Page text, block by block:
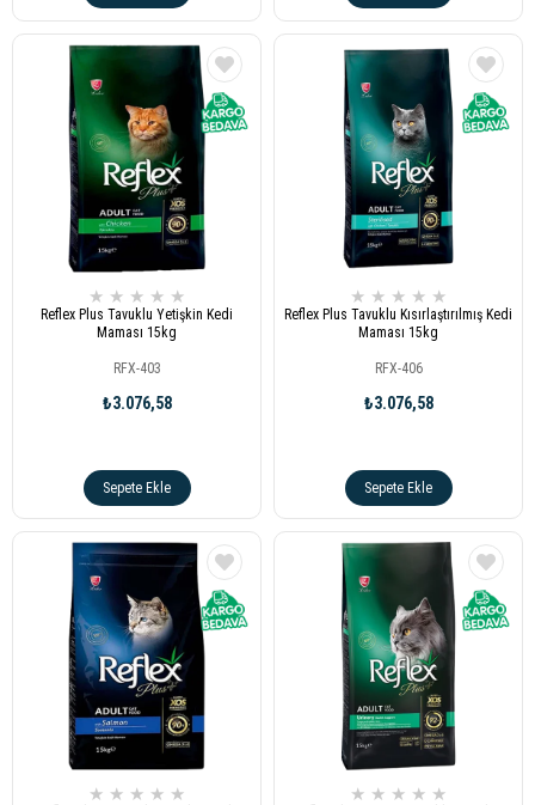
★ ★ ★ ★ ★
Reflex Plus Tavuklu Yetişkin Kedi
Maması 15kg
RFX-403
₺3.076,58
Sepete Ekle
★ ★ ★ ★ ★
Reflex Plus Tavuklu Kısırlaştırılmış Kedi
Maması 15kg
RFX-406
₺3.076,58
Sepete Ekle
★ ★ ★ ★ ★ ★ ★ ★ ★ ★